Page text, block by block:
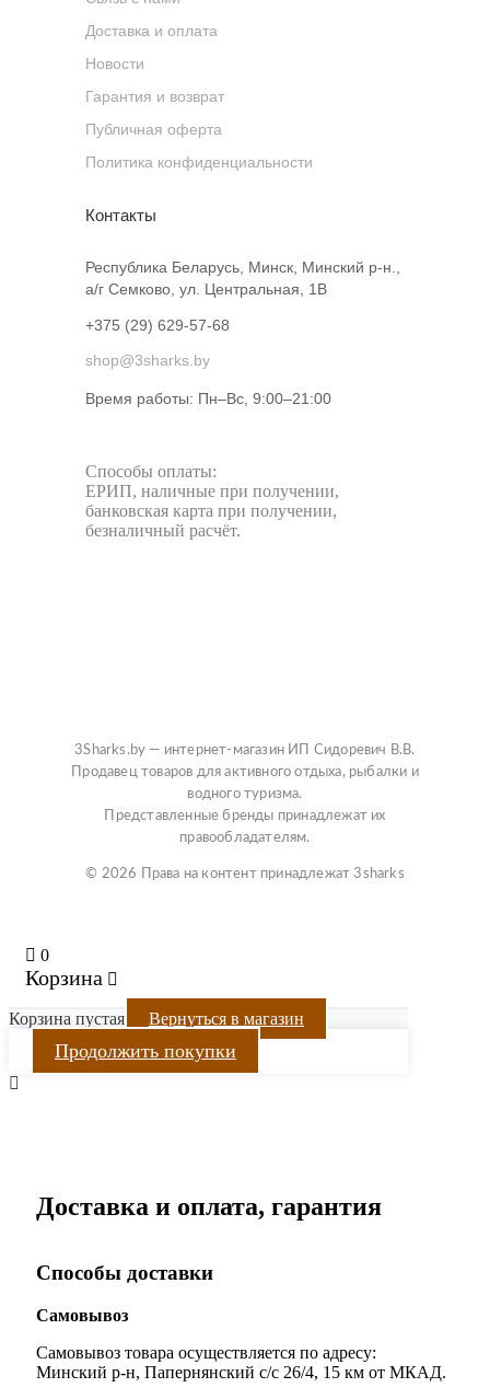
Доставка и оплата
Новости
Гарантия и возврат
Публичная оферта
Политика конфиденциальности
Контакты
Республика Беларусь, Минск, Минский р-н.,
а/г Семково, ул. Центральная, 1В
+375 (29) 629-57-68
shop@3sharks.by
Время работы: Пн–Вс, 9:00–21:00​
Способы оплаты:
ЕРИП, наличные при получении,
банковская карта при получении,
безналичный расчёт.
3Sharks.by — интернет-магазин ИП Сидоревич В.В.
Продавец товаров для активного отдыха, рыбалки и
водного туризма.
Представленные бренды принадлежат их
правообладателям.
© 2026 Права на контент принадлежат 3sharks
0
Корзина
Корзина пустая Вернуться в магазин
Продолжить покупки
Доставка и оплата, гарантия
Способы доставки
Самовывоз
Самовывоз товара осуществляется по адресу:
Минский р-н, Папернянский с/с 26/4, 15 км от МКАД.